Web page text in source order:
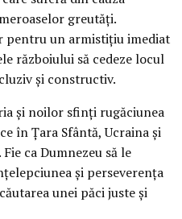
greutăți.
pentru un armistițiu imediat
războiului să cedeze locul
și constructiv.
și noilor sfinți rugăciunea
în Țara Sfântă, Ucraina și
ca Dumnezeu să le
și perseverența
unei păci juste și